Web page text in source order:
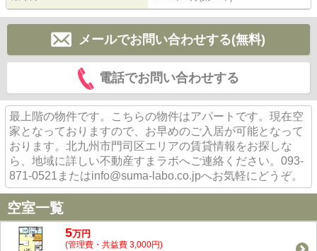
メールでお問い合わせする(無料)
電話でお問い合わせする
最上階の物件です。こちらの物件はアパートです。現在空
家となっておりますので、お早めのご入居が可能となって
おります。北九州市門司区エリアの賃貸情報をお探しな
ら、地域に詳しい不動産すまラボへご連絡ください。093-
871-0521またはinfo@suma-labo.co.jpへお気軽にどうぞ。
空室一覧
5万円
(管理費・共益費 3,000円)